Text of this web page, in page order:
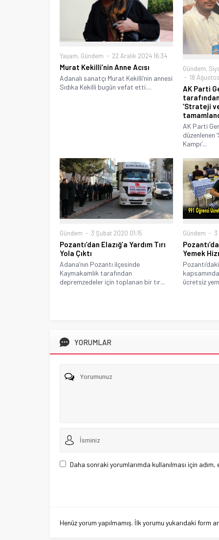
Yaşam, Gündem 22 Aralık 2024 16:34
Murat Kekilli’nin Anne Acısı
Adanalı sanatçı Murat Kekilli’nin annesi
Sıdıka Kekilli bugün vefat etti....
Gündem,
18
AK Parti
‘Strateji
AK Parti
düzenlenen
Kampı’...
Gündem 3 Şubat 2020 01:15
Pozantı’dan Elazığ’a Yardım Tırı
Yola Çıktı
Adana’nın Pozantı ilçesinde
Kaymakamlık tarafından
depremzedeler için toplanan bir tır...
Gündem 3
Yemek
ücretsiz
YORUMLAR
Daha sonraki yorumlarımda kullanılması için
Henüz yorum yapılmamış. İlk yorumu yukarıdaki form